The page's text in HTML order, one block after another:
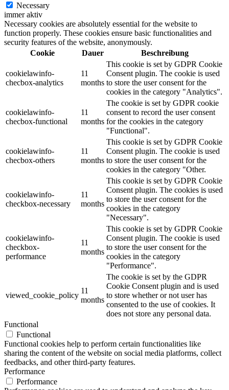
Necessary
immer aktiv
Necessary cookies are absolutely essential for the website to
function properly. These cookies ensure basic functionalities and
security features of the website, anonymously.
Cookie
Dauer Beschreibung
cookielawinfo-
checbox-analytics
11
months
This cookie is set by GDPR Cookie
Consent plugin. The cookie is used
to store the user consent for the
cookies in the category "Analytics".
cookielawinfo-
checbox-functional
11
months
The cookie is set by GDPR cookie
consent to record the user consent
for the cookies in the category
"Functional".
cookielawinfo-
checbox-others
11
months
This cookie is set by GDPR Cookie
Consent plugin. The cookie is used
to store the user consent for the
cookies in the category "Other.
cookielawinfo-
checkbox-necessary
11
months
This cookie is set by GDPR Cookie
Consent plugin. The cookies is used
to store the user consent for the
cookies in the category
"Necessary".
cookielawinfo-
checkbox-
performance
11
months
This cookie is set by GDPR Cookie
Consent plugin. The cookie is used
to store the user consent for the
cookies in the category
"Performance".
viewed_cookie_policy
11
months
The cookie is set by the GDPR
Cookie Consent plugin and is used
to store whether or not user has
consented to the use of cookies. It
does not store any personal data.
Functional
Functional
Functional cookies help to perform certain functionalities like
sharing the content of the website on social media platforms, collect
feedbacks, and other third-party features.
Performance
Performance